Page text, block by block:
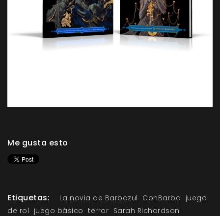
Me gusta esto
Etiquetas: La novia de Barbazul ConBarba juego
de rol juego básico terror Sarah Richardson